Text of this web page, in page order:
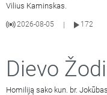
Vilius Kaminskas.
2026-08-05
172
Dievo
Homiliją sako kun. br.